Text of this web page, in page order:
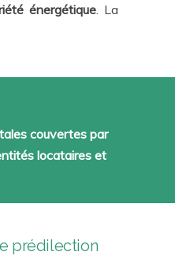
énergétique. La
couvertes par
locataires et
prédilection